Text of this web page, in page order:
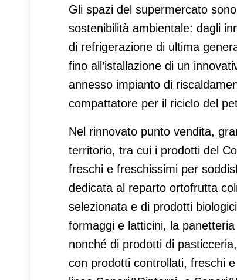
Gli spazi del supermercato
sostenibilità ambientale: dagli
di refrigerazione di ultima
fino all’istallazione di un
annesso impianto di
compattatore per il riciclo del
Nel rinnovato punto vendita,
territorio, tra cui i prodotti del
freschi e freschissimi per
dedicata al reparto ortofrutta
selezionata e di prodotti
formaggi e latticini, la
nonché di prodotti di
con prodotti controllati, freschi